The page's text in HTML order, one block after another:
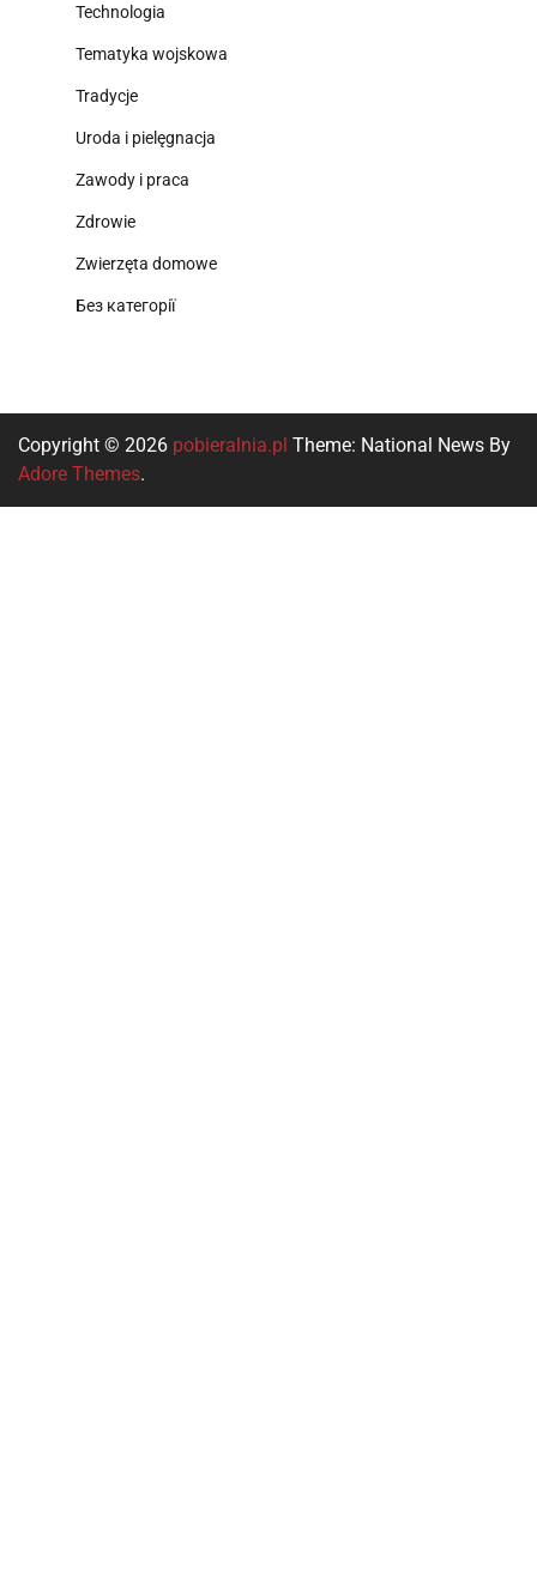
Technologia
Tematyka wojskowa
Tradycje
Uroda i pielęgnacja
Zawody i praca
Zdrowie
Zwierzęta domowe
Без категорії
Copyright © 2026 pobieralnia.pl Theme: National News By
Adore Themes.